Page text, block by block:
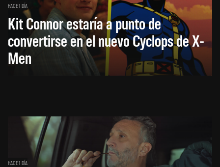
HACE 1 DÍA
Kit Connor estaría a punto de
convertirse en el nuevo Cyclops de X-
Men
HACE 1 DÍA